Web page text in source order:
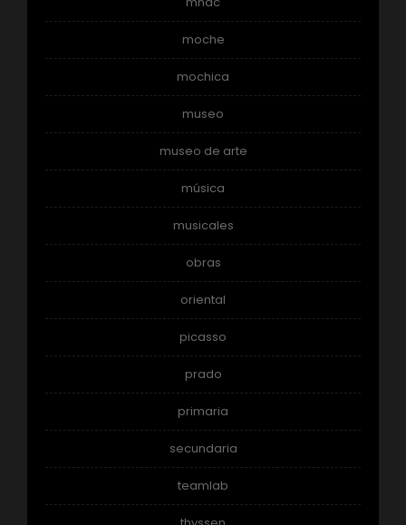
moche
mochica
museo
museo de arte
música
musicales
obras
oriental
picasso
prado
primaria
secundaria
teamlab